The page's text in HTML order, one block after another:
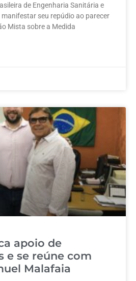
de Engenharia Sanitária e
seu repúdio ao parecer
Mista sobre a Medida
apoio de
e se reúne com
Malafaia